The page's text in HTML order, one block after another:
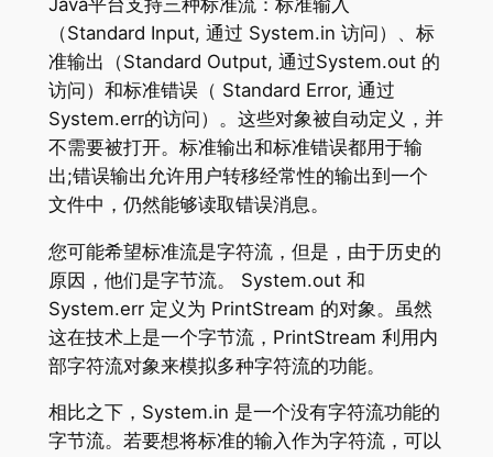
（Standard Input, 通过 System.in 访问）、标
准输出（Standard Output, 通过System.out 的
访问）和标准错误（ Standard Error, 通过
System.err的访问）。这些对象被自动定义，并
不需要被打开。标准输出和标准错误都用于输
出;错误输出允许用户转移经常性的输出到一个
文件中，仍然能够读取错误消息。
您可能希望标准流是字符流，但是，由于历史的
原因，他们是字节流。 System.out 和
System.err 定义为 PrintStream 的对象。虽然
这在技术上是一个字节流，PrintStream 利用内
部字符流对象来模拟多种字符流的功能。
相比之下，System.in 是一个没有字符流功能的
字节流。若要想将标准的输入作为字符流，可以